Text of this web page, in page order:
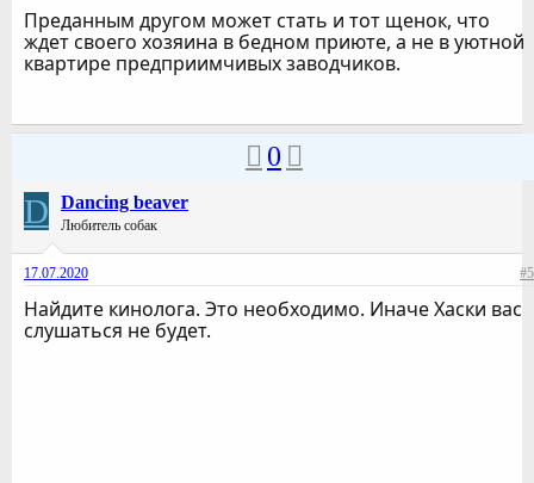
Преданным другом может стать и тот щенок, что
ждет своего хозяина в бедном приюте, а не в уютной
квартире предприимчивых заводчиков.
0
D Dancing beaver
Любитель собак
17.07.2020 #5
Найдите кинолога. Это необходимо. Иначе Хаски вас
слушаться не будет.